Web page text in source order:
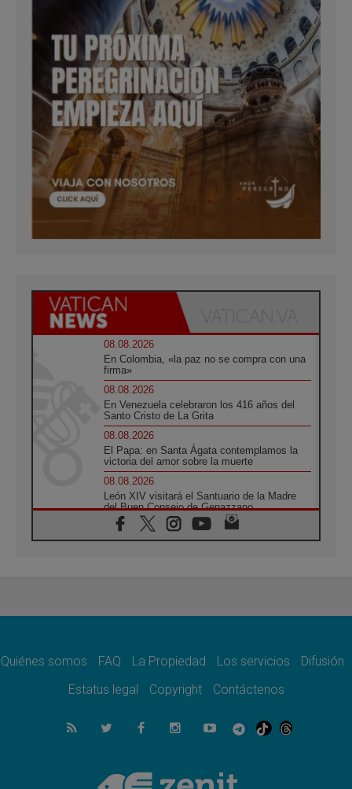
08.08.2026
En Colombia, «la paz no se compra con una
firma»
08.08.2026
En Venezuela celebraron los 416 años del
Santo Cristo de La Grita
08.08.2026
El Papa: en Santa Ágata contemplamos la
victoria del amor sobre la muerte
08.08.2026
León XIV visitará el Santuario de la Madre
del Buen Consejo de Genazzano
07.08.2026
Filipinas: el Vicariato Apostólico de Calapán
07.08.2026
07.08.2026
muertos en 300 días
Tagle: La guerra desfigura el mundo, solo la
revelación de Dios lo transfigura
Presentada la Trienal de Arte de las
Universidades Católicas: «Exercises in
Quiénes somos FAQ La Propiedad Los servicios
Difusión
Estatus legal
Copyright Contáctenos